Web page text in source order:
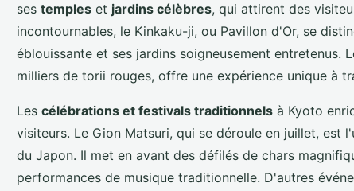
ses temples et jardins célèbres, qui attirent des
incontournables, le Kinkaku-ji, ou Pavillon d'Or, se
éblouissante et ses jardins soigneusement entretenus.
milliers de torii rouges, offre une expérience unique à
Les célébrations et festivals traditionnels à Kyoto
visiteurs. Le Gion Matsuri, qui se déroule en juillet, est
du Japon. Il met en avant des défilés de chars
performances de musique traditionnelle. D'autres